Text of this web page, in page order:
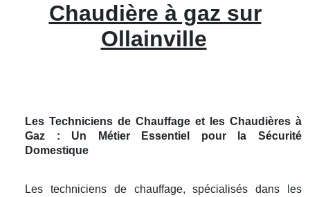
Chaudière à gaz sur
Ollainville
Les Techniciens de Chauffage et les Chaudières à
Gaz : Un Métier Essentiel pour la Sécurité
Domestique
Les techniciens de chauffage, spécialisés dans les